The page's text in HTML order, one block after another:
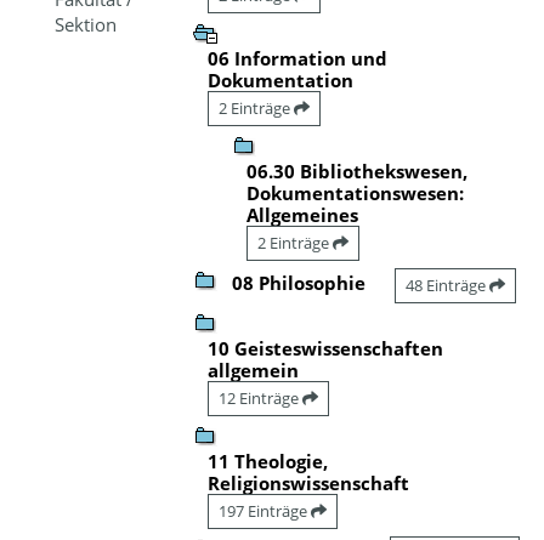
Sektion
06 Information und
Dokumentation
2 Einträge
06.30 Bibliothekswesen,
Dokumentationswesen:
Allgemeines
2 Einträge
08 Philosophie 48 Einträge
10 Geisteswissenschaften
allgemein
12 Einträge
11 Theologie,
Religionswissenschaft
197 Einträge